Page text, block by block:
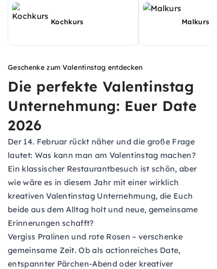
Kochkurs Malkurs
Geschenke zum Valentinstag entdecken
Die perfekte Valentinstag
Unternehmung: Euer Date
2026
Der 14. Februar rückt näher und die große Frage
lautet: Was kann man am Valentinstag machen?
Ein klassischer Restaurantbesuch ist schön, aber
wie wäre es in diesem Jahr mit einer wirklich
kreativen Valentinstag Unternehmung, die Euch
beide aus dem Alltag holt und neue, gemeinsame
Erinnerungen schafft?
Vergiss Pralinen und rote Rosen – verschenke
gemeinsame Zeit. Ob als actionreiches Date,
entspannter Pärchen-Abend oder kreativer